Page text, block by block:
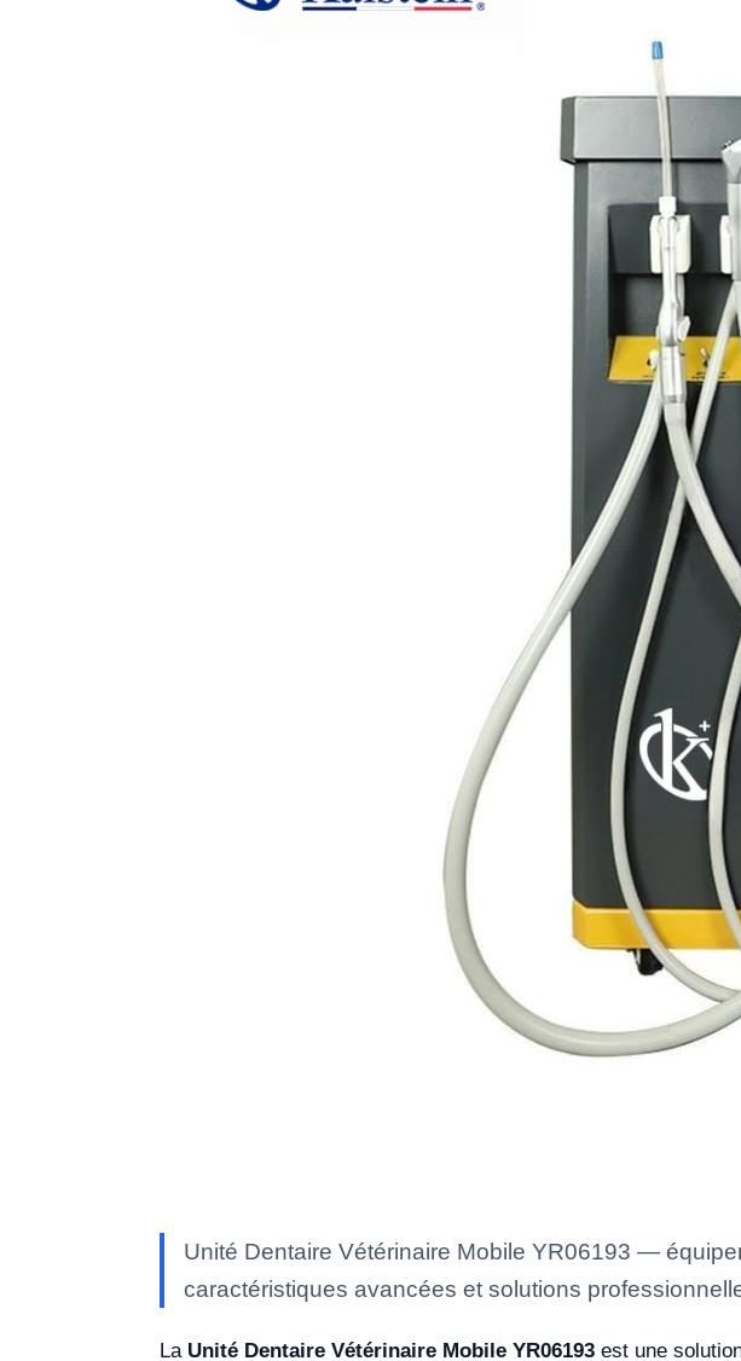
Unité Dentaire Vétérinaire Mobile YR06193 —
caractéristiques avancées et solutions
La Unité Dentaire Vétérinaire Mobile YR06193 est une